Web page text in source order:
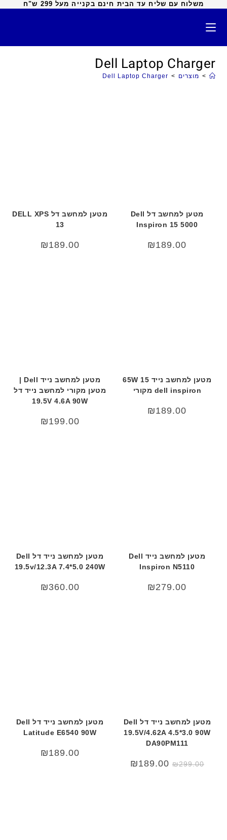
משלוח עם שליח עד הבית חינם בקנייה מעל 299 ש"ח
Dell Laptop Charger
> מוצרים >
Dell Laptop Charger
מטען למחשב דל Dell
Inspiron 15 5000
₪189.00
מטען למחשב דל DELL XPS
13
₪189.00
מטען למחשב נייד 15 65W
dell inspiron מקורי
₪189.00
מטען למחשב נייד Dell |
מטען מקורי למחשב נייד דל
19.5V 4.6A 90W
₪199.00
מטען למחשב נייד Dell
Inspiron N5110
₪279.00
מטען למחשב נייד דל Dell
19.5v/12.3A 7.4*5.0 240W
₪360.00
מטען למחשב נייד דל Dell
19.5V/4.62A 4.5*3.0 90W
DA90PM111
₪299.00
המחיר
המקורי
₪189.00
מטען למחשב נייד דל Dell
Latitude E6540 90W
₪189.00